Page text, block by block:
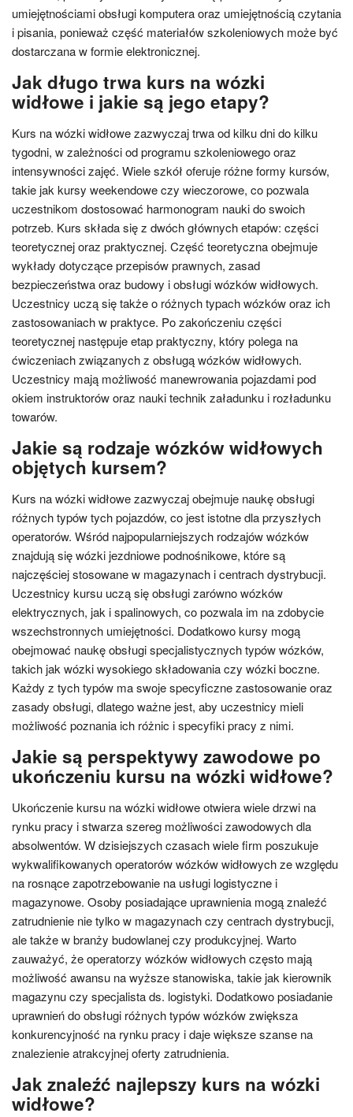
umiejętnościami obsługi komputera oraz umiejętnością czytania
i pisania, ponieważ część materiałów szkoleniowych może być
dostarczana w formie elektronicznej.
Jak długo trwa kurs na wózki
widłowe i jakie są jego etapy?
Kurs na wózki widłowe zazwyczaj trwa od kilku dni do kilku
tygodni, w zależności od programu szkoleniowego oraz
intensywności zajęć. Wiele szkół oferuje różne formy kursów,
takie jak kursy weekendowe czy wieczorowe, co pozwala
uczestnikom dostosować harmonogram nauki do swoich
potrzeb. Kurs składa się z dwóch głównych etapów: części
teoretycznej oraz praktycznej. Część teoretyczna obejmuje
wykłady dotyczące przepisów prawnych, zasad
bezpieczeństwa oraz budowy i obsługi wózków widłowych.
Uczestnicy uczą się także o różnych typach wózków oraz ich
zastosowaniach w praktyce. Po zakończeniu części
teoretycznej następuje etap praktyczny, który polega na
ćwiczeniach związanych z obsługą wózków widłowych.
Uczestnicy mają możliwość manewrowania pojazdami pod
okiem instruktorów oraz nauki technik załadunku i rozładunku
towarów.
Jakie są rodzaje wózków widłowych
objętych kursem?
Kurs na wózki widłowe zazwyczaj obejmuje naukę obsługi
różnych typów tych pojazdów, co jest istotne dla przyszłych
operatorów. Wśród najpopularniejszych rodzajów wózków
znajdują się wózki jezdniowe podnośnikowe, które są
najczęściej stosowane w magazynach i centrach dystrybucji.
Uczestnicy kursu uczą się obsługi zarówno wózków
elektrycznych, jak i spalinowych, co pozwala im na zdobycie
wszechstronnych umiejętności. Dodatkowo kursy mogą
obejmować naukę obsługi specjalistycznych typów wózków,
takich jak wózki wysokiego składowania czy wózki boczne.
Każdy z tych typów ma swoje specyficzne zastosowanie oraz
zasady obsługi, dlatego ważne jest, aby uczestnicy mieli
możliwość poznania ich różnic i specyfiki pracy z nimi.
Jakie są perspektywy zawodowe po
ukończeniu kursu na wózki widłowe?
Ukończenie kursu na wózki widłowe otwiera wiele drzwi na
rynku pracy i stwarza szereg możliwości zawodowych dla
absolwentów. W dzisiejszych czasach wiele firm poszukuje
wykwalifikowanych operatorów wózków widłowych ze względu
na rosnące zapotrzebowanie na usługi logistyczne i
magazynowe. Osoby posiadające uprawnienia mogą znaleźć
zatrudnienie nie tylko w magazynach czy centrach dystrybucji,
ale także w branży budowlanej czy produkcyjnej. Warto
zauważyć, że operatorzy wózków widłowych często mają
możliwość awansu na wyższe stanowiska, takie jak kierownik
magazynu czy specjalista ds. logistyki. Dodatkowo posiadanie
uprawnień do obsługi różnych typów wózków zwiększa
konkurencyjność na rynku pracy i daje większe szanse na
znalezienie atrakcyjnej oferty zatrudnienia.
Jak znaleźć najlepszy kurs na wózki
widłowe?